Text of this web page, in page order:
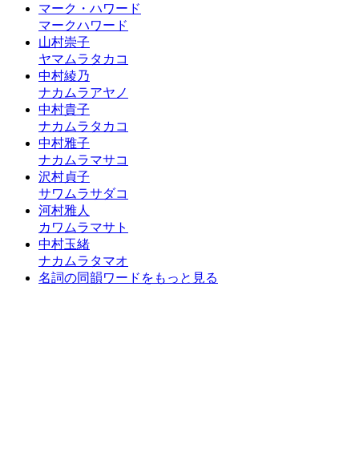
マーク・ハワード
マークハワード
山村崇子
ヤマムラタカコ
中村綾乃
ナカムラアヤノ
中村貴子
ナカムラタカコ
中村雅子
ナカムラマサコ
沢村貞子
サワムラサダコ
河村雅人
カワムラマサト
中村玉緒
ナカムラタマオ
名詞の同韻ワードをもっと見る